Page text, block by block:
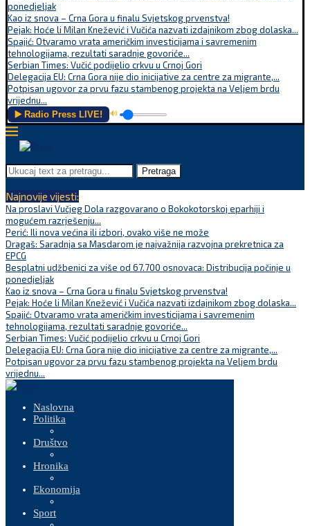
ponedjeljak
Kao iz snova – Crna Gora u finalu Svjetskog prvenstva!
Pejak: Hoće li Milan Knežević i Vučića nazvati izdajnikom zbog dolaska...
Spajić: Otvaramo vrata američkim investicijama i savremenim
tehnologijama, rezultati saradnje govoriće...
Serbian Times: Vučić podijelio crkvu u Crnoj Gori
Delegacija EU: Crna Gora nije dio inicijative za centre za migrante,...
Potpisan ugovor za prvu fazu stambenog projekta na Veljem brdu
vrijednu...
▶️ Radio Press LIVE! 🔊
Pretraga
Najnovije vijesti:
Na proslavi Vučjeg Dola razgovarano o Bokokotorskoj eparhiji i
mogućem razrješenju...
Perić: Ili nova većina ili izbori, ovako više ne može
Dragaš: Saradnja sa Masdarom je najvažnija razvojna prekretnica za
EPCG
Besplatni udžbenici za više od 67.700 osnovaca: Distribucija počinje u
ponedjeljak
Kao iz snova – Crna Gora u finalu Svjetskog prvenstva!
Pejak: Hoće li Milan Knežević i Vučića nazvati izdajnikom zbog dolaska...
Spajić: Otvaramo vrata američkim investicijama i savremenim
tehnologijama, rezultati saradnje govoriće...
Serbian Times: Vučić podijelio crkvu u Crnoj Gori
Delegacija EU: Crna Gora nije dio inicijative za centre za migrante,...
Potpisan ugovor za prvu fazu stambenog projekta na Veljem brdu
vrijednu...
Naslovna
Politika
Društvo
Hronika
Ekonomija
Sport